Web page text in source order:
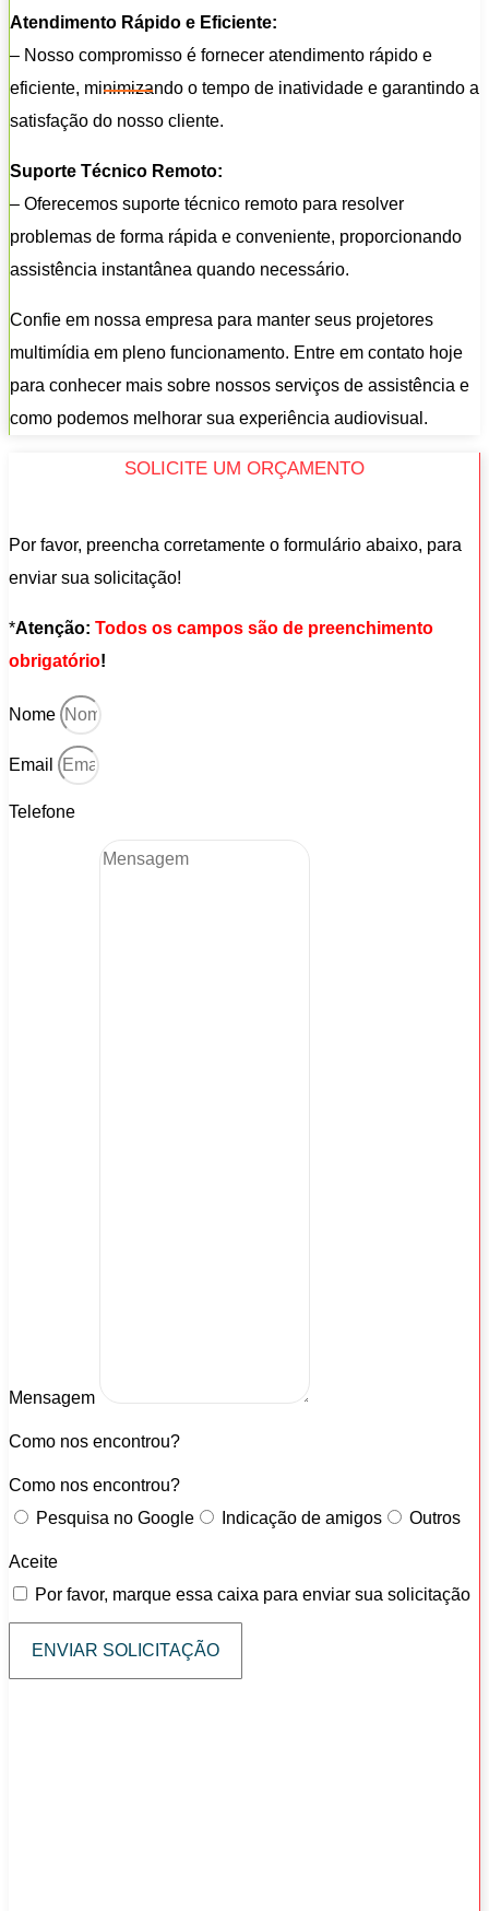
Atendimento Rápido e Eficiente:
– Nosso compromisso é fornecer atendimento rápido e
eficiente, minimizando o tempo de inatividade e garantindo a
satisfação do nosso cliente.
Suporte Técnico Remoto:
– Oferecemos suporte técnico remoto para resolver
problemas de forma rápida e conveniente, proporcionando
assistência instantânea quando necessário.
Confie em nossa empresa para manter seus projetores
multimídia em pleno funcionamento. Entre em contato hoje
para conhecer mais sobre nossos serviços de assistência e
como podemos melhorar sua experiência audiovisual.
SOLICITE UM ORÇAMENTO
Por favor, preencha corretamente o formulário abaixo, para
enviar sua solicitação!
*Atenção: Todos os campos são de preenchimento
obrigatório!
Nome
Email
Telefone
Mensagem
Como nos encontrou?
Como nos encontrou?
Pesquisa no Google
Indicação de amigos Outros
Aceite
Por favor, marque essa caixa para enviar sua solicitação
ENVIAR SOLICITAÇÃO